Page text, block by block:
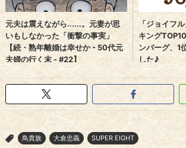
> 鳥貴族 大倉忠義 SUPER EIGHT